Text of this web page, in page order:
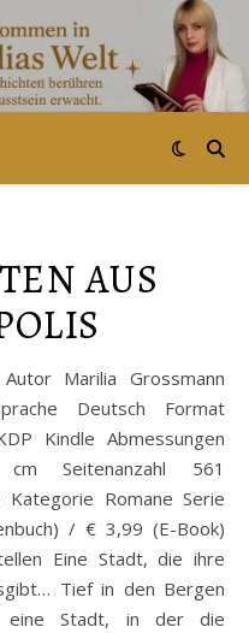
AUS
Deutsch Format
Kindle Abmessungen
Seitenanzahl 561
Kategorie Romane Serie
/ € 3,99 (E-Book)
Eine Stadt, die ihre
Tief in den Bergen
eine Stadt, in der die